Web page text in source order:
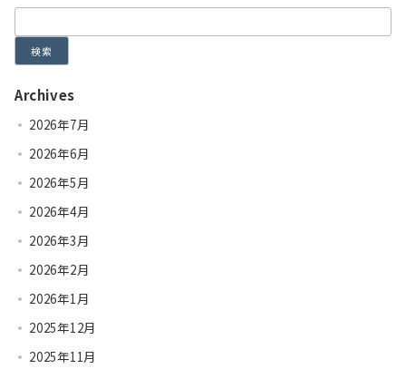
検索
Archives
2026年7月
2026年6月
2026年5月
2026年4月
2026年3月
2026年2月
2026年1月
2025年12月
2025年11月